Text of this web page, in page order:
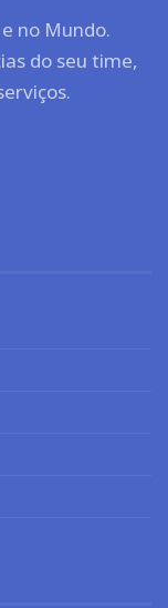
no Mundo.
do seu time,